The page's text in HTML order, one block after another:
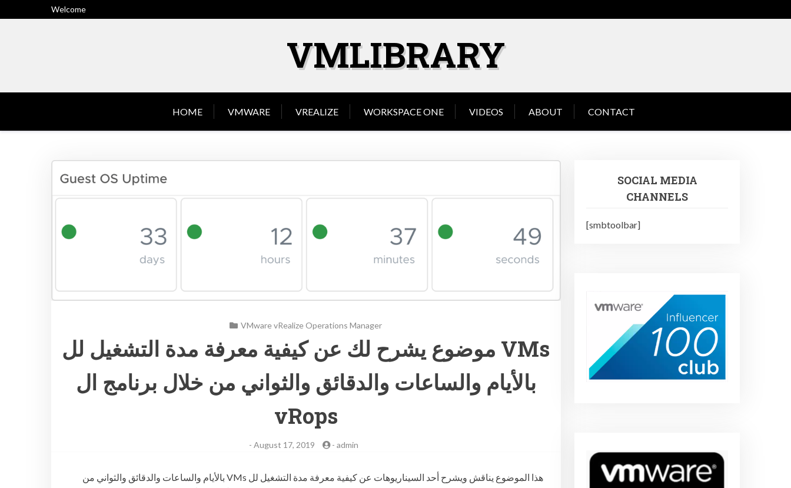
to
Welcome
VMLIBRARY
HOME VMWARE VREALIZE WORKSPACE ONE VIDEOS ABOUT CONTACT
VMware vRealize Operations Manager
موضوع يشرح لك عن كيفية معرفة مدة التشغيل لل VMs
بالأيام والساعات والدقائق والثواني من خلال برنامج ال
vRops
- August 17, 2019 - admin
هذا الموضوع يناقش ويشرح أحد السيناريوهات عن كيفية معرفة مدة التشغيل لل VMs بالأيام والساعات والدقائق والثواني من
SOCIAL MEDIA
CHANNELS
[smbtoolbar]